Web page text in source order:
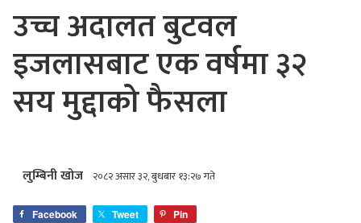
उच्च अदालत बुटवल
इजलासबाट एक वर्षमा ३२
सय मुद्दाको फैसला
लुम्बिनी खोज २०८२ असार ३२, बुधबार १३:२७ गते
Facebook Tweet Pin